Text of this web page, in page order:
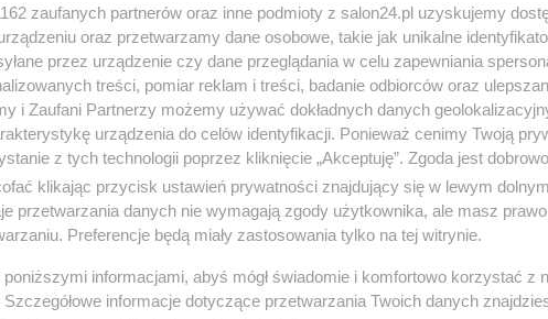
Polityka
Rosja
Gospodarka
Biznes
zaufanych partnerów oraz inne podmioty z salon24.pl uzyskujemy
oraz przetwarzamy dane osobowe, takie jak unikalne
przez urządzenie czy dane przeglądania w celu zapewniania
treści, pomiar reklam i treści, badanie odbiorców oraz
i Zaufani Partnerzy możemy używać dokładnych danych
urządzenia do celów identyfikacji. Ponieważ cenimy Twoją
z tych technologii poprzez kliknięcie „Akceptuję”. Zgoda jest
klikając przycisk ustawień prywatności znajdujący się w lewym
przetwarzania danych nie wymagają zgody użytkownika, ale masz
Preferencje będą miały zastosowania tylko na tej witrynie.
poniższymi informacjami, abyś mógł świadomie i komfortowo korzystać z
informacje dotyczące przetwarzania Twoich danych